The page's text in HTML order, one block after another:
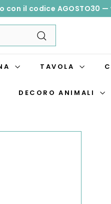
Metti
con il codice
TAVOLA
DECORO ANIMALI